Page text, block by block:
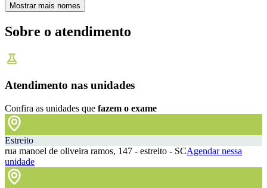
Mostrar mais nomes
Sobre o atendimento
Atendimento nas unidades
Confira as unidades que fazem o exame
Estreito
rua manoel de oliveira ramos, 147 - estreito - SCAgendar nessa
unidade